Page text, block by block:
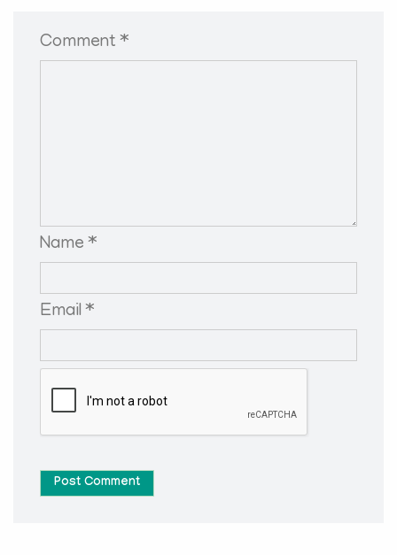
Comment *
Name *
Email *
Post Comment